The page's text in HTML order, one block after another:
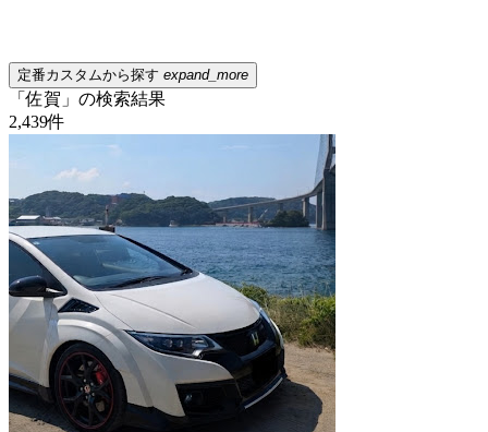
定番カスタムから探す expand_more
「佐賀」の検索結果
2,439件